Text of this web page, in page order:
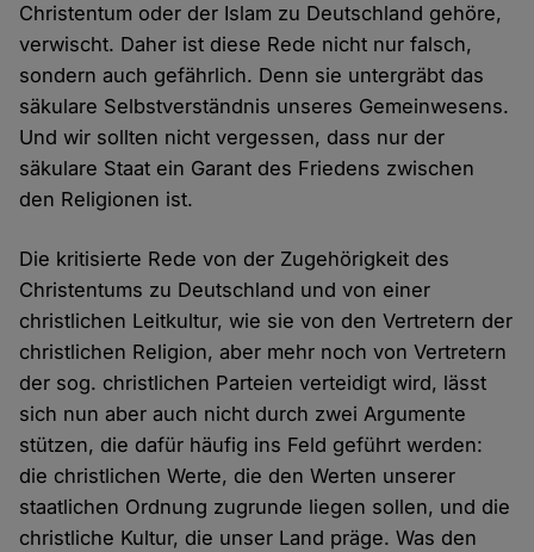
Christentum oder der Islam zu Deutschland gehöre,
verwischt. Daher ist diese Rede nicht nur falsch,
sondern auch gefährlich. Denn sie untergräbt das
säkulare Selbstverständnis unseres Gemeinwesens.
Und wir sollten nicht vergessen, dass nur der
säkulare Staat ein Garant des Friedens zwischen
den Religionen ist.
Die kritisierte Rede von der Zugehörigkeit des
Christentums zu Deutschland und von einer
christlichen Leitkultur, wie sie von den Vertretern der
christlichen Religion, aber mehr noch von Vertretern
der sog. christlichen Parteien verteidigt wird, lässt
sich nun aber auch nicht durch zwei Argumente
stützen, die dafür häufig ins Feld geführt werden:
die christlichen Werte, die den Werten unserer
staatlichen Ordnung zugrunde liegen sollen, und die
christliche Kultur, die unser Land präge. Was den